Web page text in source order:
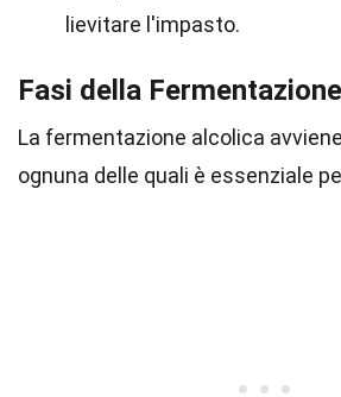
lievitare l'impasto.
Fasi della
La fermentazione alcolica
ognuna delle quali è essenziale